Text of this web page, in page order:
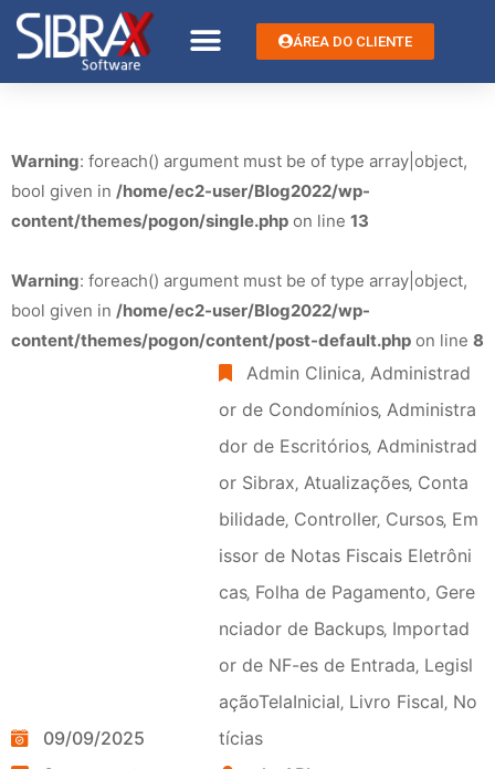
ÁREA DO CLIENTE
Warning: foreach() argument must be of type array|object,
bool given in /home/ec2-user/Blog2022/wp-
content/themes/pogon/single.php on line 13
Warning: foreach() argument must be of type array|object,
bool given in /home/ec2-user/Blog2022/wp-
content/themes/pogon/content/post-default.php on line 8
09/09/2025
Admin Clinica‚ Administrad
or de Condomínios‚ Administra
dor de Escritórios‚ Administrad
or Sibrax‚ Atualizações‚ Conta
bilidade‚ Controller‚ Cursos‚ Em
issor de Notas Fiscais Eletrôni
cas‚ Folha de Pagamento‚ Gere
nciador de Backups‚ Importad
or de NF-es de Entrada‚ Legisl
açãoTelaInicial‚ Livro Fiscal‚ No
tícias